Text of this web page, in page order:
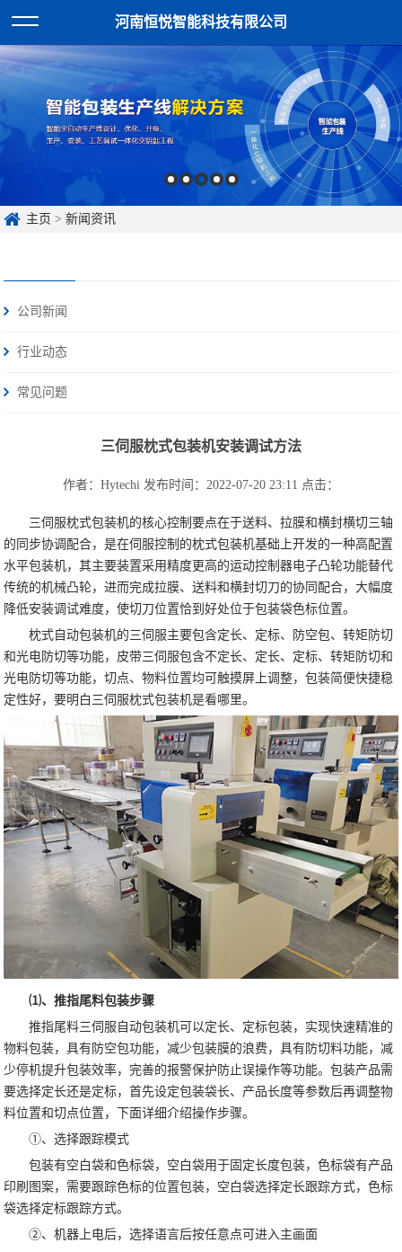
河南恒悦智能科技有限公司
主页 >新闻资讯
公司新闻
行业动态
常见问题
三伺服枕式包装机安装调试方法
作者：Hytechi 发布时间：2022-07-20 23:11 点击：
三伺服枕式包装机的核心控制要点在于送料、拉膜和横封横切三轴
的同步协调配合，是在伺服控制的枕式包装机基础上开发的一种高配置
水平包装机，其主要装置采用精度更高的运动控制器电子凸轮功能替代
传统的机械凸轮，进而完成拉膜、送料和横封切刀的协同配合，大幅度
降低安装调试难度，使切刀位置恰到好处位于包装袋色标位置。
枕式自动包装机的三伺服主要包含定长、定标、防空包、转矩防切
和光电防切等功能，皮带三伺服包含不定长、定长、定标、转矩防切和
光电防切等功能，切点、物料位置均可触摸屏上调整，包装简便快捷稳
定性好，要明白三伺服枕式包装机是看哪里。
⑴、推指尾料包装步骤
推指尾料三伺服自动包装机可以定长、定标包装，实现快速精准的
物料包装，具有防空包功能，减少包装膜的浪费，具有防切料功能，减
少停机提升包装效率，完善的报警保护防止误操作等功能。包装产品需
要选择定长还是定标，首先设定包装袋长、产品长度等参数后再调整物
料位置和切点位置，下面详细介绍操作步骤。
①、选择跟踪模式
包装有空白袋和色标袋，空白袋用于固定长度包装，色标袋有产品
印刷图案，需要跟踪色标的位置包装，空白袋选择定长跟踪方式，色标
袋选择定标跟踪方式。
②、机器上电后，选择语言后按任意点可进入主画面